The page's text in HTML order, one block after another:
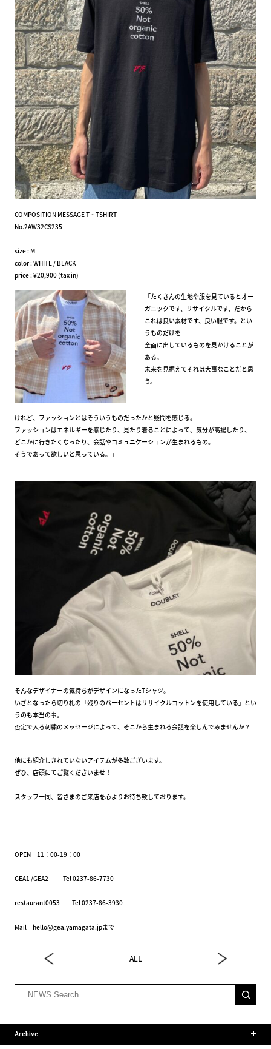
COMPOSITION MESSAGE T‐TSHIRT
No.2AW32CS235
size : M
color : WHITE / BLACK
price : ¥20,900 (tax in)
「たくさんの生地や服を見ているとオー
ガニックです、リサイクルです、だから
これは良い素材です、良い服です。とい
うものだけを
全面に出しているものを見かけることが
ある。
未来を見据えてそれは大事なことだと思
う。
けれど、ファッションとはそういうものだったかと疑問を感じる。
ファッションはエネルギーを感じたり、見たり着ることによって、気分が高揚したり、
どこかに行きたくなったり、会話やコミュニケーションが生まれるもの。
そうであって欲しいと思っている。」
そんなデザイナーの気持ちがデザインになったTシャツ。
いざとなったら切り札の「残りのパーセントはリサイクルコットンを使用している」とい
うのも本当の事。
否定で入る刺繍のメッセージによって、そこから生まれる会話を楽しんでみませんか？
他にも紹介しきれていないアイテムが多数ございます。
ぜひ、店頭にてご覧くださいませ！
スタッフ一同、皆さまのご来店を心よりお待ち致しております。
----------------------------------------------------------------------------------------------------
-------
OPEN 11：00-19：00
GEA1 /GEA2 Tel 0237-86-7730
restaurant0053 Tel 0237-86-3930
Mail hello@gea.yamagata.jpまで
ALL
Archive